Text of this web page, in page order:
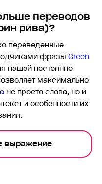
переводов
рива)?
переведенные
фразы Green
нашей постоянно
максимально
не просто слова, но и
и особенности их
выражение